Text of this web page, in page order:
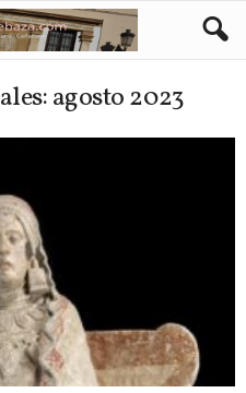
agosto 2023